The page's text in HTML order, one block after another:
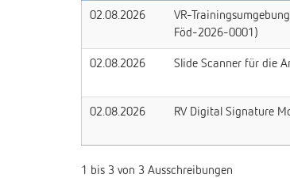
02.08.2026
VR-
Föd-2026-0001)
02.08.2026 Slide Scanner für die
02.08.2026 RV Digital Signature
1 bis 3 von 3 Ausschreibungen